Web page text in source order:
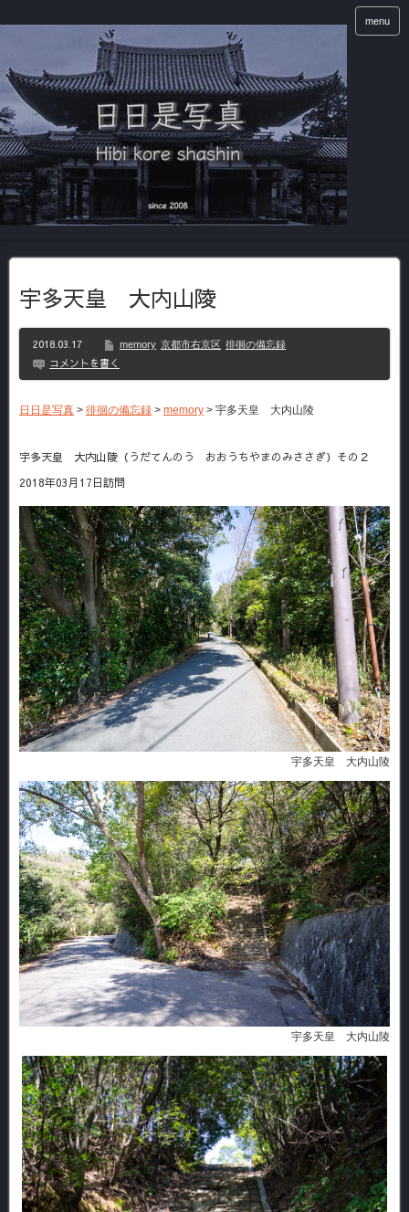
menu
宇多天皇 大内山陵
2018.03.17 memory 京都市右京区 徘徊の備忘録
コメントを書く
日日是写真 > 徘徊の備忘録 > memory > 宇多天皇 大内山陵
宇多天皇 大内山陵（うだてんのう おおうちやまのみささぎ）その２
2018年03月17日訪問
宇多天皇 大内山陵
宇多天皇 大内山陵